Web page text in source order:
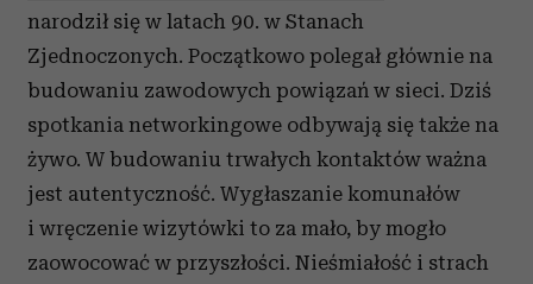
narodził się w latach 90. w Stanach
Zjednoczonych. Początkowo polegał głównie na
budowaniu zawodowych powiązań w sieci. Dziś
spotkania networkingowe odbywają się także na
żywo. W budowaniu trwałych kontaktów ważna
jest autentyczność. Wygłaszanie komunałów
i wręczenie wizytówki to za mało, by mogło
zaowocować w przyszłości. Nieśmiałość i strach